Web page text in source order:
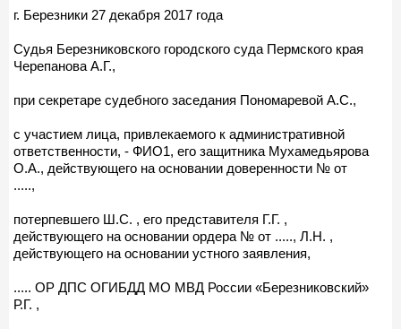
г. Березники 27 декабря 2017 года
Судья Березниковского городского суда Пермского края
Черепанова А.Г.,
при секретаре судебного заседания Пономаревой А.С.,
с участием лица, привлекаемого к административной
ответственности, - ФИО1, его защитника Мухамедьярова
О.А., действующего на основании доверенности № от
.....,
потерпевшего Ш.С. , его представителя Г.Г. ,
действующего на основании ордера № от ....., Л.Н. ,
действующего на основании устного заявления,
..... ОР ДПС ОГИБДД МО МВД России «Березниковский»
Р.Г. ,